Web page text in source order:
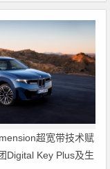
超宽带技术赋
Digital Key Plus及生